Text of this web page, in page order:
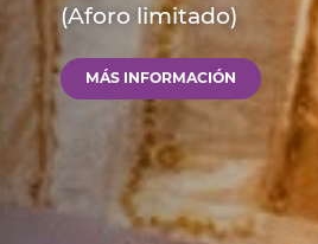
(Aforo limitado)
MÁS INFORMACIÓN